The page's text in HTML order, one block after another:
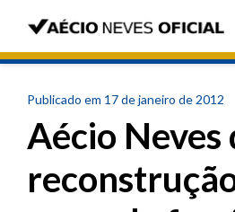
Publicado em 17 de janeiro de 2012
Aécio Neves